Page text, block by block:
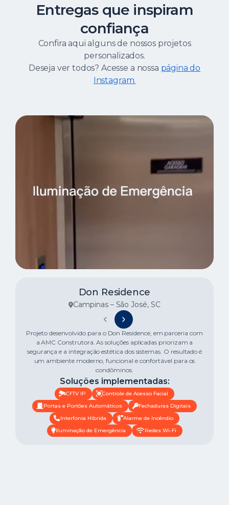
Entregas que inspiram
confiança
Confira aqui alguns de nossos projetos
personalizados.
Deseja ver todos? Acesse a nossa página do
Instagram.
Don Residence
Campinas – São José, SC
Projeto desenvolvido para o Don Residence, em parceria com
a AMC Construtora. As soluções aplicadas priorizam a
segurança e a integração estética dos sistemas. O resultado é
um ambiente moderno, funcional e confortável para os
condôminos.
Soluções implementadas:
CFTV IP
Controle de Acesso Facial
Portas e Portões Automáticos
Fechaduras Digitais
Interfonia Híbrida
Alarme de Incêndio
Iluminação de Emergência
Redes Wi-Fi